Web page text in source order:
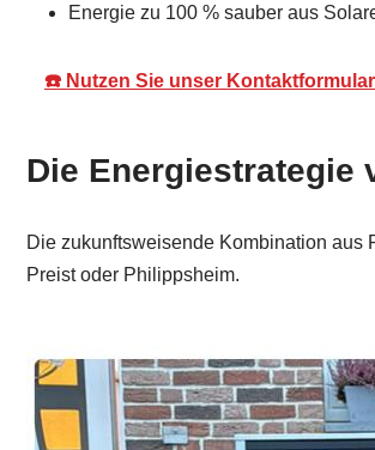
Energie zu 100 % sauber aus
☎️ Nutzen Sie unser
Die Energiestrategie
Die zukunftsweisende Kombination aus
Preist oder Philippsheim.